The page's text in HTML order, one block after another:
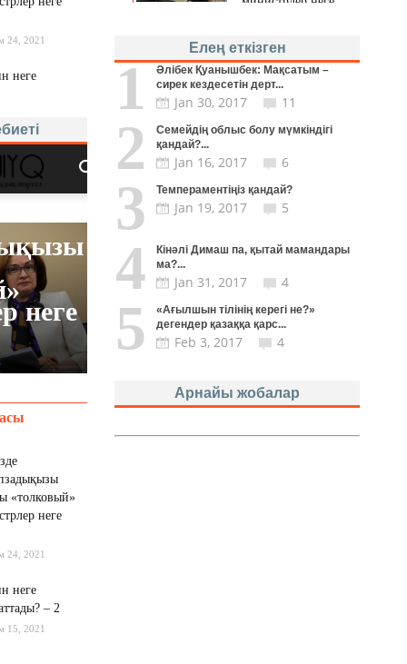
Елең еткізген
1
Әлібек Қуанышбек: Мақсатым –
сирек кездесетін дерт...
Jan 30, 2017 11
2
Семейдің облыс болу мүмкіндігі
қандай?...
Jan 16, 2017 6
3 Темпераментіңіз қандай?
Jan 19, 2017 5
4
Кінәлі Димаш па, қытай мамандары
ма?...
Jan 31, 2017 4
5
«Ағылшын тілінің керегі не?»
дегендер қазаққа қарс...
Feb 3, 2017 4
Арнайы жобалар